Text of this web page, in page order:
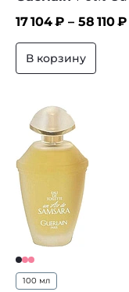
17 104₽ – 58 110₽
В корзину
100 мл